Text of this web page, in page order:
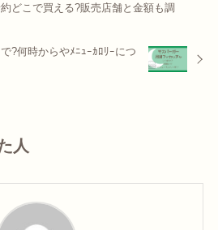
どこで買える?販売店舗と金額も調
?何時からやﾒﾆｭｰｶﾛﾘｰにつ
人